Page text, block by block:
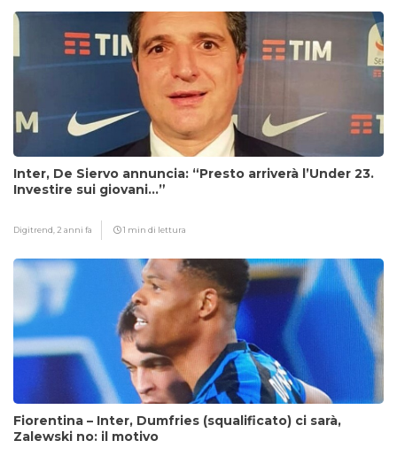
Inter, De Siervo annuncia: “Presto arriverà l’Under 23.
Investire sui giovani…”
Digitrend, 2 anni fa 1 min di lettura
Fiorentina – Inter, Dumfries (squalificato) ci sarà,
Zalewski no: il motivo